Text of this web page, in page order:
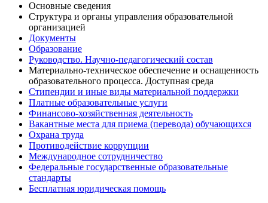
Основные сведения
Структура и органы управления образовательной
организацией
Документы
Образование
Руководство. Научно-педагогический состав
Материально-техническое обеспечение и оснащенность
образовательного процесса. Доступная среда
Стипендии и иные виды материальной поддержки
Платные образовательные услуги
Финансово-хозяйственная деятельность
Вакантные места для приема (перевода) обучающихся
Охрана труда
Противодействие коррупции
Международное сотрудничество
Федеральные государственные образовательные
стандарты
Бесплатная юридическая помощь